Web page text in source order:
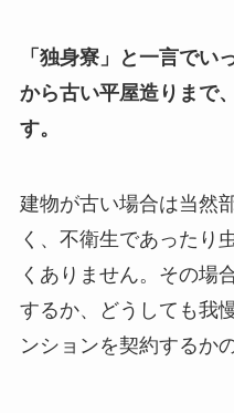
「独身寮」と一言でい
から古い平屋造りまで
す。
建物が古い場合は当然
く、不衛生であったり
くありません。その場
するか、どうしても我
ンションを契約するか